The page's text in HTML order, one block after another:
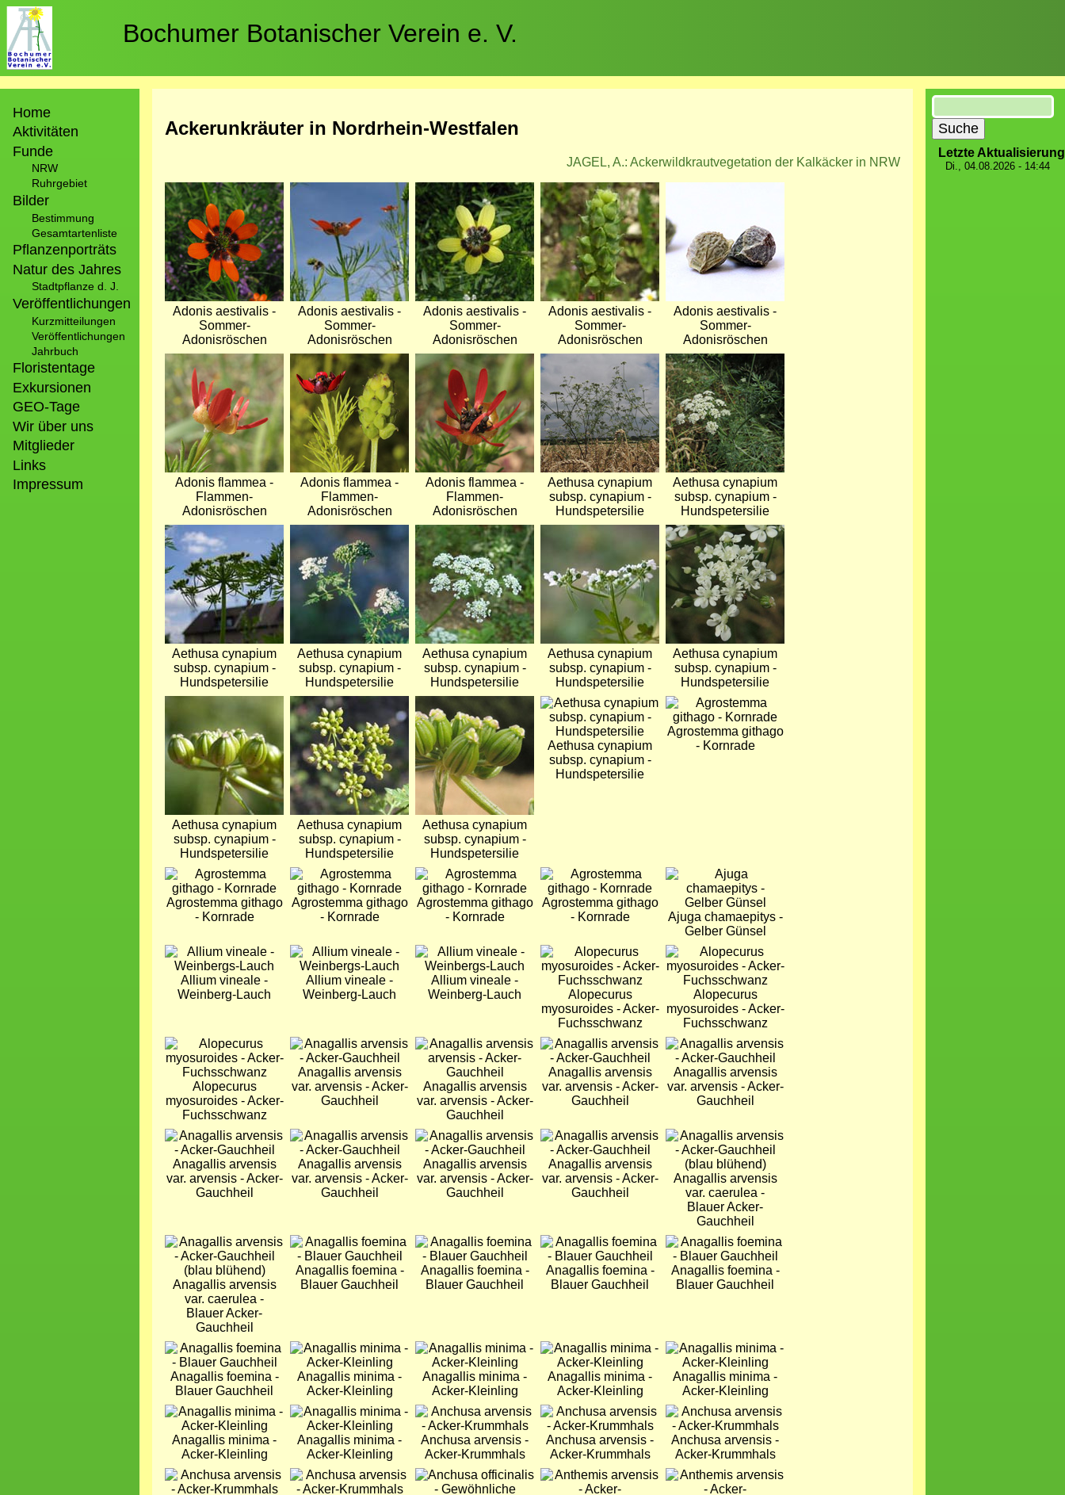
Direkt
zum
Inhalt
Bochumer Botanischer Verein e. V.
Home
Aktivitäten
Funde
NRW
Ruhrgebiet
Bilder
Bestimmung
Gesamtartenliste
Pflanzenporträts
Natur des Jahres
Stadtpflanze d. J.
Veröffentlichungen
Kurzmitteilungen
Veröffentlichungen
Jahrbuch
Floristentage
Exkursionen
GEO-Tage
Wir über uns
Mitglieder
Links
Impressum
Ackerunkräuter in Nordrhein-Westfalen
JAGEL, A.: Ackerwildkrautvegetation der Kalkäcker in NRW
Bild
Adonis aestivalis -
Sommer-
Adonisröschen
Bild
Adonis aestivalis -
Sommer-
Adonisröschen
Bild
Adonis aestivalis -
Sommer-
Adonisröschen
Bild
Adonis aestivalis -
Sommer-
Adonisröschen
Adonis aestivalis -
Sommer-
Adonisröschen
Bild
Adonis flammea -
Flammen-
Adonisröschen
Bild
Adonis flammea -
Flammen-
Adonisröschen
Bild
Adonis flammea -
Flammen-
Adonisröschen
Bild
Aethusa cynapium
subsp. cynapium -
Hundspetersilie
Bild
Aethusa cynapium
subsp. cynapium -
Hundspetersilie
Bild
Aethusa cynapium
subsp. cynapium -
Hundspetersilie
Aethusa cynapium
subsp. cynapium -
Hundspetersilie
Bild
Aethusa cynapium
subsp. cynapium -
Hundspetersilie
Aethusa cynapium
subsp. cynapium -
Hundspetersilie
Bild
Aethusa cynapium
subsp. cynapium -
Hundspetersilie
Aethusa cynapium
subsp. cynapium -
Hundspetersilie
Bild
Aethusa cynapium
subsp. cynapium -
Hundspetersilie
Aethusa cynapium
subsp. cynapium -
Hundspetersilie
Bild
Aethusa cynapium
subsp. cynapium -
Hundspetersilie
Bild
Agrostemma githago
- Kornrade
Bild
Agrostemma githago
- Kornrade
Bild
Agrostemma githago
- Kornrade
Bild
Agrostemma githago
- Kornrade
Bild
Agrostemma githago
- Kornrade
Bild
Ajuga chamaepitys -
Gelber Günsel
Bild
Allium vineale -
Weinberg-Lauch
Bild
Allium vineale -
Weinberg-Lauch
Bild
Allium vineale -
Weinberg-Lauch
Bild
Alopecurus
myosuroides - Acker-
Fuchsschwanz
Bild
Alopecurus
myosuroides - Acker-
Fuchsschwanz
Bild
Alopecurus
myosuroides - Acker-
Fuchsschwanz
Bild
Anagallis arvensis
var. arvensis - Acker-
Gauchheil
Bild
Anagallis arvensis
var. arvensis - Acker-
Gauchheil
Bild
Anagallis arvensis
var. arvensis - Acker-
Gauchheil
Bild
Anagallis arvensis
var. arvensis - Acker-
Gauchheil
Bild
Anagallis arvensis
var. arvensis - Acker-
Gauchheil
Bild
Anagallis arvensis
var. arvensis - Acker-
Gauchheil
Bild
Anagallis arvensis
var. arvensis - Acker-
Gauchheil
Bild
Anagallis arvensis
var. arvensis - Acker-
Gauchheil
Bild
Anagallis arvensis
var. caerulea -
Blauer Acker-
Gauchheil
Bild
Anagallis arvensis
var. caerulea -
Blauer Acker-
Gauchheil
Bild
Anagallis foemina -
Blauer Gauchheil
Bild
Anagallis foemina -
Blauer Gauchheil
Bild
Anagallis foemina -
Blauer Gauchheil
Bild
Anagallis foemina -
Blauer Gauchheil
Bild
Anagallis foemina -
Blauer Gauchheil
Bild
Anagallis minima -
Acker-Kleinling
Bild
Anagallis minima -
Acker-Kleinling
Bild
Anagallis minima -
Acker-Kleinling
Bild
Anagallis minima -
Acker-Kleinling
Bild
Anagallis minima -
Acker-Kleinling
Bild
Anagallis minima -
Acker-Kleinling
Bild
Anchusa arvensis -
Acker-Krummhals
Bild
Anchusa arvensis -
Acker-Krummhals
Bild
Anchusa arvensis -
Acker-Krummhals
Bild
Bild Bild Bild Bild
Suche
Letzte Aktualisierung
Di., 04.08.2026 - 14:44